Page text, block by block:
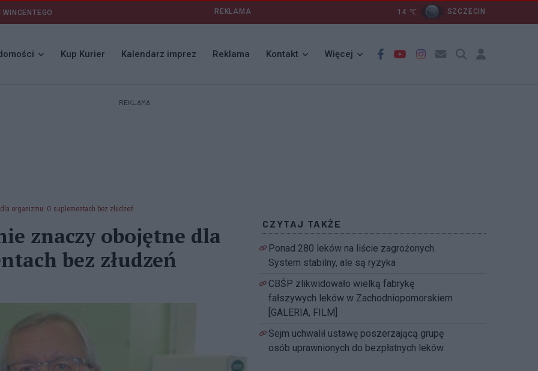
REKLAMA 14 ℃ SZCZECIN
Kup Kurier Kalendarz imprez Reklama Kontakt Więcej
REKLAMA
organizmu. O suplementach bez złudzeń
znaczy obojętne dla
bez złudzeń
CZYTAJ TAKŻE
Ponad 280 leków na liście zagrożonych.
System stabilny, ale są ryzyka
CBŚP zlikwidowało wielką fabrykę
fałszywych leków w Zachodniopomorskiem
[GALERIA, FILM]
Sejm uchwalił ustawę poszerzającą grupę
osób uprawnionych do bezpłatnych leków